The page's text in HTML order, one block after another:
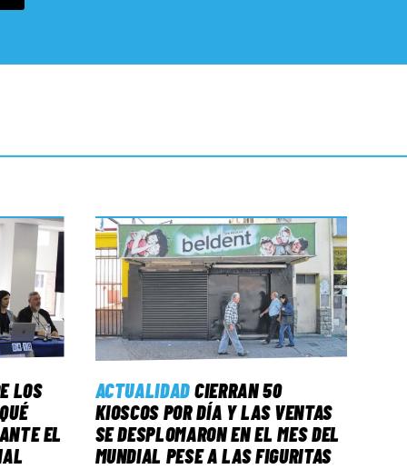
LOS
EL
ACTUALIDADCIERRAN 50
KIOSCOS POR DÍA Y LAS VENTAS
SE DESPLOMARON EN EL MES DEL
MUNDIAL PESE A LAS FIGURITAS